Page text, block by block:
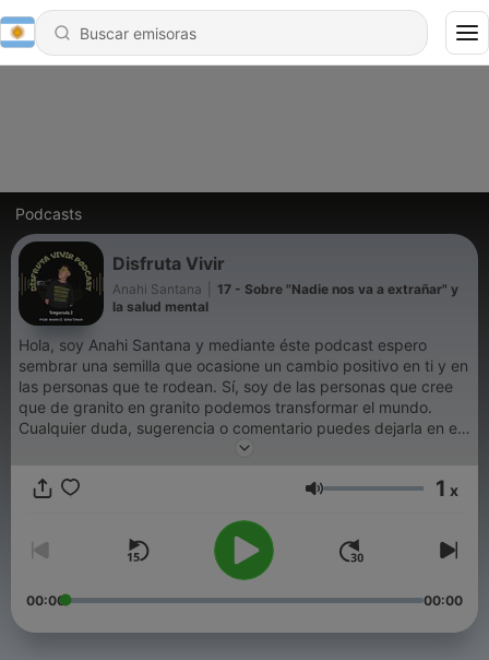
Podcasts
Disfruta Vivir
Anahi Santana
17 - Sobre "Nadie nos va a extrañar" y
la salud mental
Hola, soy Anahi Santana y mediante éste podcast espero
sembrar una semilla que ocasione un cambio positivo en ti y en
las personas que te rodean. Sí, soy de las personas que cree
que de granito en granito podemos transformar el mundo.
Cualquier duda, sugerencia o comentario puedes dejarla en el
siguiente Instagram: @disfrutavivirpodcast
Volumen 1 x
00:00 00:00